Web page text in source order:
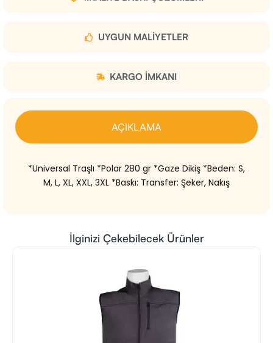
UYGUN MALIYETLER
KARGO IMKANI
AÇIKLAMA
*Universal Traşlı *Polar 280 gr *Gaze Dikiş *Beden: S,
M, L, XL, XXL, 3XL *Baskı: Transfer: Şeker, Nakış
İlginizi Çekebilecek Ürünler